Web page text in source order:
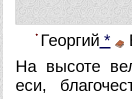
Георгий *
На высоте
еси,